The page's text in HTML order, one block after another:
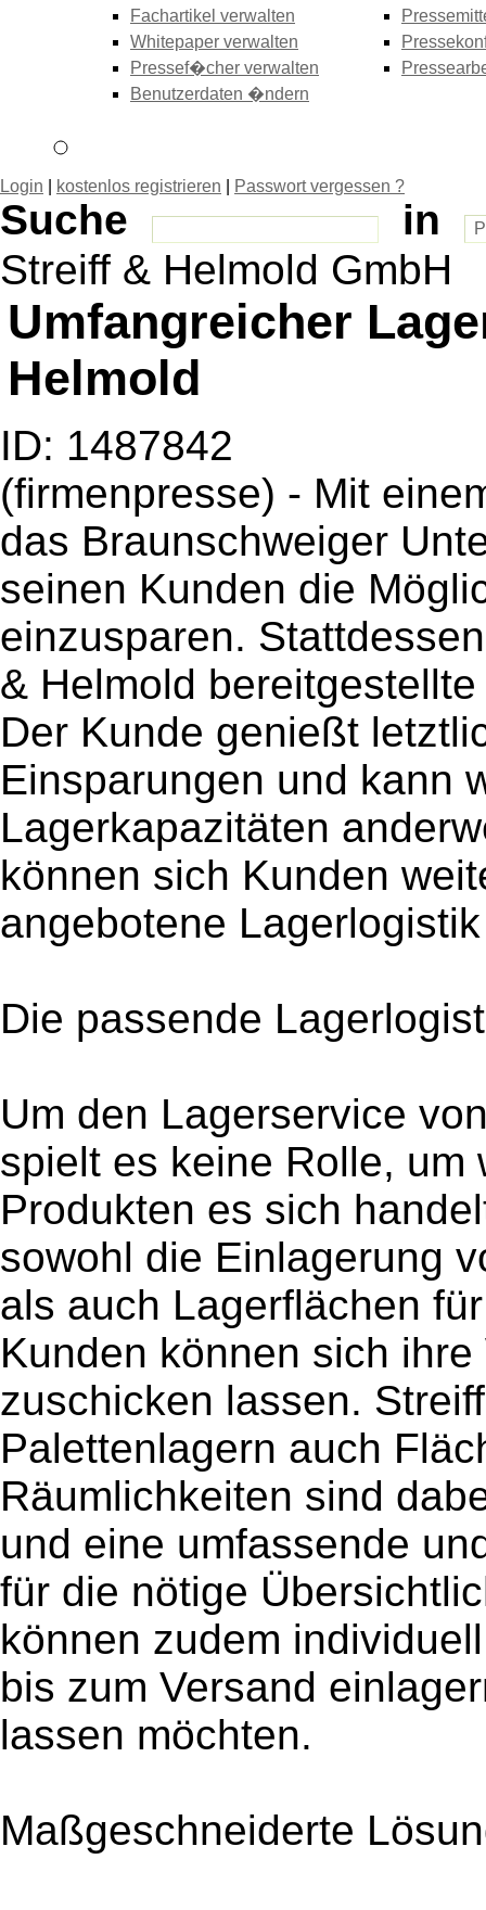
Fachartikel verwalten
Whitepaper verwalten
Pressef�cher verwalten
Benutzerdaten �ndern
Login kostenlos registrieren Passwort vergessen ?
Suche
in
Streiff & Helmold GmbH
Umfangreicher
Helmold
ID: 1487842
(firmenpresse) - Mit
das Braunschweiger
seinen Kunden die
einzusparen.
& Helmold
Der Kunde genießt
Einsparungen und kann
Lagerkapazitäten
können sich Kunden
angebotene
Die passende
Um den Lagerservice
spielt es keine Rolle, um
Produkten es sich
sowohl die Einlagerung
als auch Lagerflächen
Kunden können sich
zuschicken lassen.
Palettenlagern auch
Räumlichkeiten sind
und eine umfassende
für die nötige
können zudem
bis zum Versand
lassen möchten.
Maßgeschneiderte